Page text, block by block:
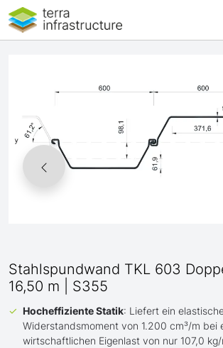
Stahlspundwand TKL 603
16,50 m | S355
Hocheffiziente Statik: Liefert ein
Widerstandsmoment von 1.200 cm³/m bei
wirtschaftlichen Eigenlast von nur 107,0 kg/